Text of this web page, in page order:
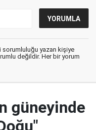
sorumluluğu yazan kişiye
değildir. Her bir yorum
güneyinde